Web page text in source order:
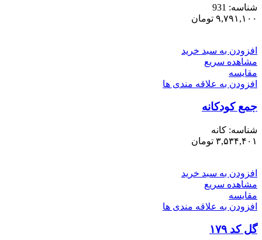
شناسه: 931
۹,۷۹۱,۱۰۰ تومان
افزودن به سبد خرید
مشاهده سریع
مقایسه
افزودن به علاقه مندی ها
جمع کودکانه
شناسه: کانه
۳,۵۳۴,۴۰۱ تومان
افزودن به سبد خرید
مشاهده سریع
مقایسه
افزودن به علاقه مندی ها
گل کد ۱۷۹